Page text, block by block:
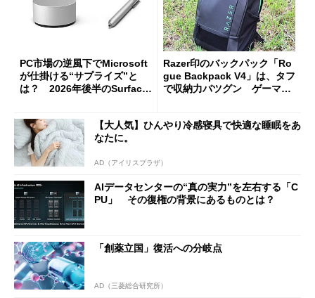
PC市場の逆風下でMicrosoft
が仕掛ける“サプライズ”と
は？ 2026年後半のSurface
Razer印のバックパック「Ro
gue Backpack V4」は、タフ
で収納力バツグン ゲーマー
【大人気】ひんやり冷感寝具で快適な睡眠をあ
なたに。
AD（アイリスプラザ）
AIデータセンターの“真の実力”を左右する「C
PU」 その復権の背景にあるものとは？
「創薬立国」復活への分岐点
AD（三菱総合研究所）